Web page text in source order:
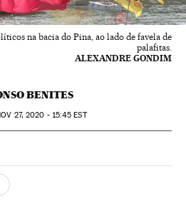
na bacia do Pina, ao lado de favela de
palafitas.
ALEXANDRE GONDIM
BENITES
27, 2020 - 15:45 EST
Redes Sociales